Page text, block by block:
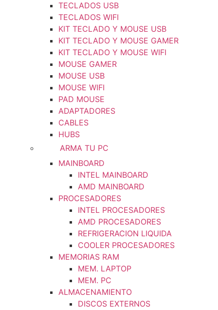
TECLADOS USB
TECLADOS WIFI
KIT TECLADO Y MOUSE USB
KIT TECLADO Y MOUSE GAMER
KIT TECLADO Y MOUSE WIFI
MOUSE GAMER
MOUSE USB
MOUSE WIFI
PAD MOUSE
ADAPTADORES
CABLES
HUBS
ARMA TU PC
MAINBOARD
INTEL MAINBOARD
AMD MAINBOARD
PROCESADORES
INTEL PROCESADORES
AMD PROCESADORES
REFRIGERACION LIQUIDA
COOLER PROCESADORES
MEMORIAS RAM
MEM. LAPTOP
MEM. PC
ALMACENAMIENTO
DISCOS EXTERNOS